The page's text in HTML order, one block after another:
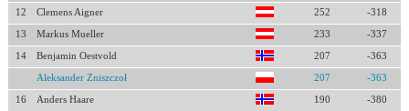
12 Clemens Aigner 252 -318
13 Markus Mueller 233 -337
14 Benjamin Oestvold 207 -363
Aleksander Zniszczoł 207 -363
16 Anders Haare 190 -380